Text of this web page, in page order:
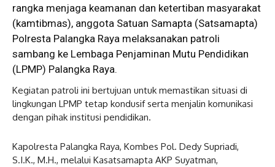
rangka menjaga keamanan dan ketertiban masyarakat
(kamtibmas), anggota Satuan Samapta (Satsamapta)
Polresta Palangka Raya melaksanakan patroli
sambang ke Lembaga Penjaminan Mutu Pendidikan
(LPMP) Palangka Raya.
Kegiatan patroli ini bertujuan untuk memastikan situasi di
lingkungan LPMP tetap kondusif serta menjalin komunikasi
dengan pihak institusi pendidikan.
Kapolresta Palangka Raya, Kombes Pol. Dedy Supriadi,
S.I.K., M.H., melalui Kasatsamapta AKP Suyatman,